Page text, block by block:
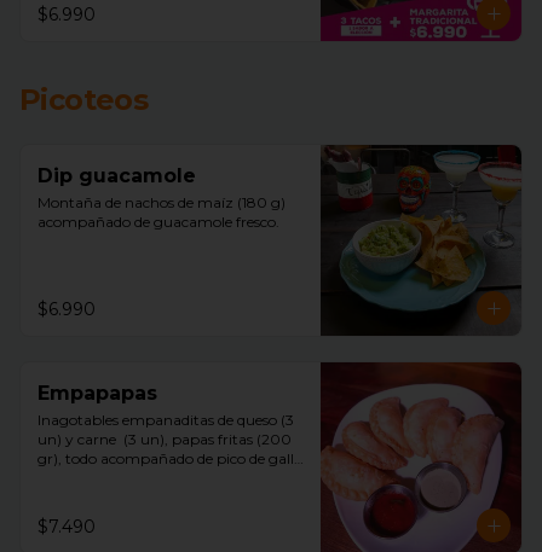
$6.990
Picoteos
Dip guacamole
Montaña de nachos de maíz (180 g)
acompañado de guacamole fresco.
$6.990
Empapapas
Inagotables empanaditas de queso (3
un) y carne  (3 un), papas fritas (200
gr), todo acompañado de pico de gallo
$7.490